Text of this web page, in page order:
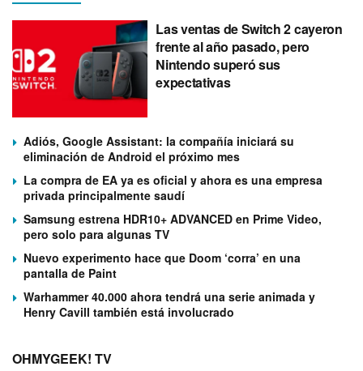
Las ventas de Switch 2 cayeron
frente al año pasado, pero
Nintendo superó sus
expectativas
Adiós, Google Assistant: la compañía iniciará su
eliminación de Android el próximo mes
La compra de EA ya es oficial y ahora es una empresa
privada principalmente saudí
Samsung estrena HDR10+ ADVANCED en Prime Video,
pero solo para algunas TV
Nuevo experimento hace que Doom ‘corra’ en una
pantalla de Paint
Warhammer 40.000 ahora tendrá una serie animada y
Henry Cavill también está involucrado
OHMYGEEK! TV